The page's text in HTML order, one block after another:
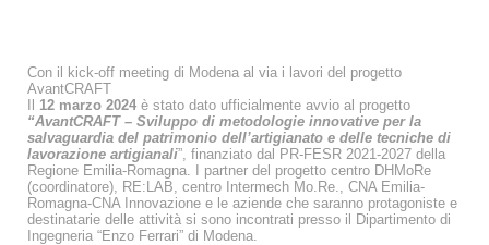
Con il kick-off meeting di Modena al via i lavori del progetto
AvantCRAFT
12 marzo 2024 è stato dato ufficialmente avvio al progetto
“AvantCRAFT – Sviluppo di metodologie innovative per la
salvaguardia del patrimonio dell’artigianato e delle tecniche di
lavorazione artigianali”, finanziato dal PR-FESR 2021-2027 della
Regione Emilia-Romagna. I partner del progetto centro DHMoRe
(coordinatore), RE:LAB, centro Intermech Mo.Re., CNA Emilia-
Romagna-CNA Innovazione e le aziende che saranno protagoniste e
destinatarie delle attività si sono incontrati presso il Dipartimento di
Ingegneria “Enzo Ferrari” di Modena.